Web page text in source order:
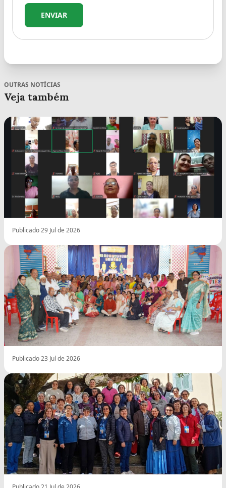
ENVIAR
OUTRAS NOTÍCIAS
Veja também
Publicado 29 Jul de 2026
Publicado 23 Jul de 2026